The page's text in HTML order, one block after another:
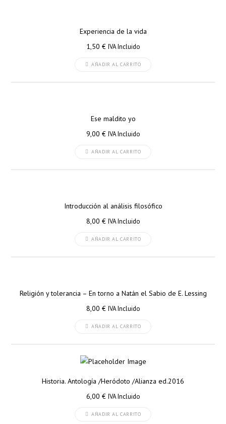
Experiencia de la vida
1,50 € IVA Incluido
AÑADIR AL CARRITO
Ese maldito yo
9,00 € IVA Incluido
AÑADIR AL CARRITO
Introducción al análisis filosófico
8,00 € IVA Incluido
AÑADIR AL CARRITO
Religión y tolerancia – En torno a Natán el Sabio de E. Lessing
8,00 € IVA Incluido
AÑADIR AL CARRITO
Historia. Antología /Heródoto /Alianza ed.2016
6,00 € IVA Incluido
AÑADIR AL CARRITO